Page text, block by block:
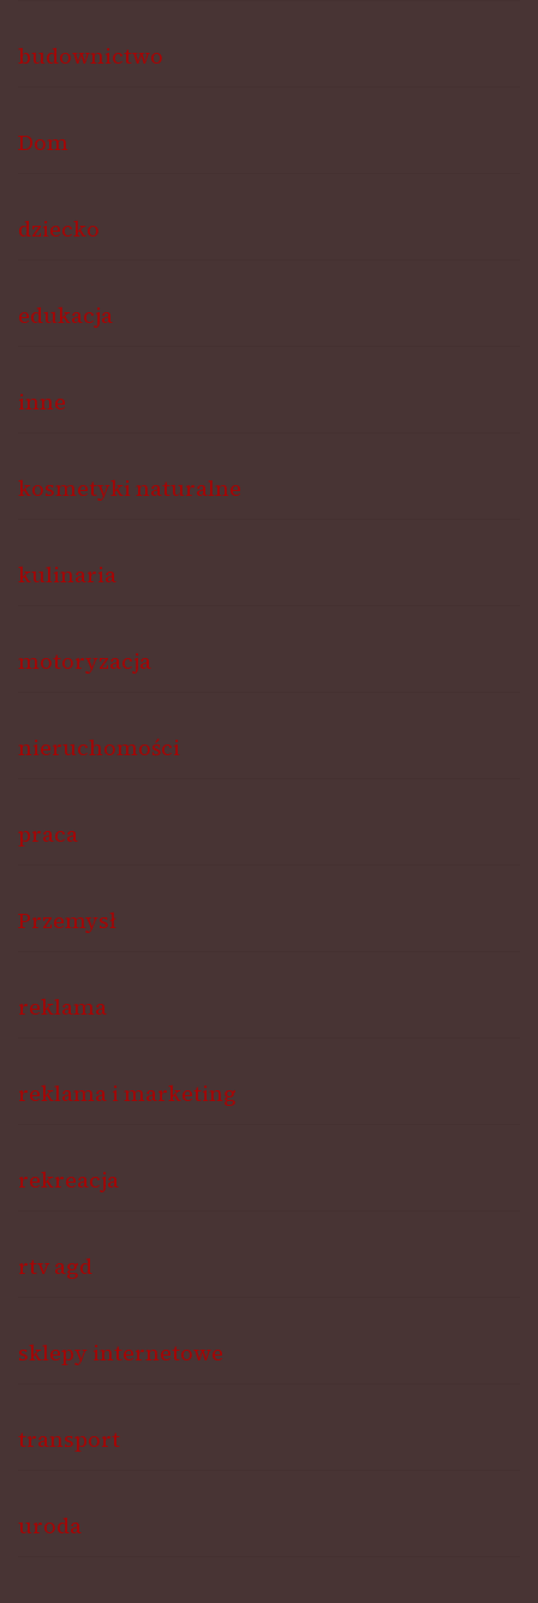
budownictwo
Dom
dziecko
edukacja
inne
kosmetyki naturalne
kulinaria
motoryzacja
nieruchomości
praca
Przemysł
reklama
reklama i marketing
rekreacja
rtv agd
sklepy internetowe
transport
uroda